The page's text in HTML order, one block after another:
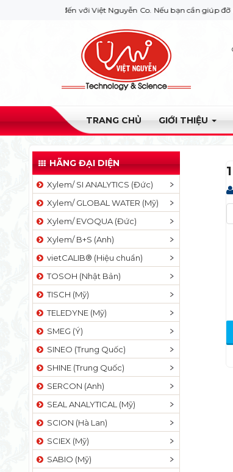
bạn đến với Việt Nguyễn Co. Nếu bạn cần giúp đỡ hãy liên
TRANG CHỦ GIỚI THIỆU
HÃNG ĐẠI DIỆN
Xylem/ SI ANALYTICS (Đức)
Xylem/ GLOBAL WATER (Mỹ)
Xylem/ EVOQUA (Đức)
Xylem/ B+S (Anh)
vietCALIB® (Hiệu chuẩn)
TOSOH (Nhật Bản)
TISCH (Mỹ)
TELEDYNE (Mỹ)
SMEG (Ý)
SINEO (Trung Quốc)
SHINE (Trung Quốc)
SERCON (Anh)
SEAL ANALYTICAL (Mỹ)
SCION (Hà Lan)
SCIEX (Mỹ)
SABIO (Mỹ)